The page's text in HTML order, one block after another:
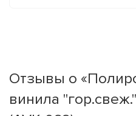
Отзывы о
винила